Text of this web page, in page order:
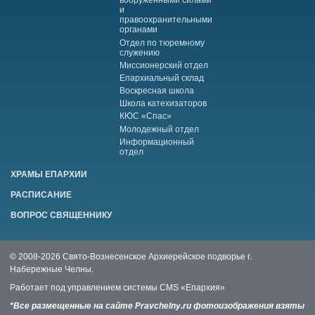
и
правоохранительными
органами
Отдел по тюремному
служению
Миссионерский отдел
Епархиальный склад
Воскресная школа
Школа катехизаторов
КЮС «Спас»
Молодежный отдел
Информационный
отдел
ХРАМЫ ЕПАРХИИ
РАСПИСАНИЕ
ВОПРОС СВЯЩЕННИКУ
© 2008-2026 Свято-Вознесенское Архиерейское подворье г.
Набережные Челны.
Работает под управлением системы CMS «Епархия»
*Все размещенные на сайте Pravchelny.ru фотоизображения взяты